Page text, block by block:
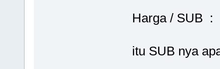
Harga / SUB
itu SUB nya